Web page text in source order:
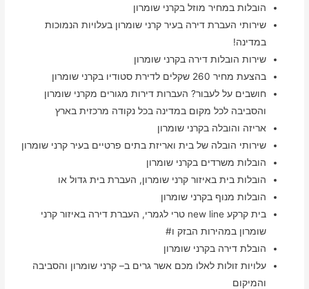
הובלות במחיר מוזל בקרני שומרון
שירותי העברת דירה בעיר קרני שומרון בעלויות הנמוכות
במדינה!
שירות הובלות דירה בקרני שומרון
בהצעת מחיר 260 שקלים לדירת סטודיו בקרני שומרון
חושבים על לעבור? העברות דירות מגורים מקרני שומרון
והסביבה לכל מקום במדינה בכל נקודה מרכזית בארץ
אריזה והובלה בקרני שומרון
שירותי הובלה של בית ואריזת בתים פרטיים בעיר קרני שומרון
הובלות משרדים בקרני שומרון
הובלות בית באיזור קרני שומרון, העברת בית גדול או
הובלות מנוף בקרני שומרון
בית קרקע new line טרי לגמרי, העברת דירה באיזור קרני
שומרון במהירות הבזק ו#
הובלת דירה בקרני שומרון
עלויות זולות לאלו מכם אשר גרים ב– קרני שומרון והסביבה
והמיקום